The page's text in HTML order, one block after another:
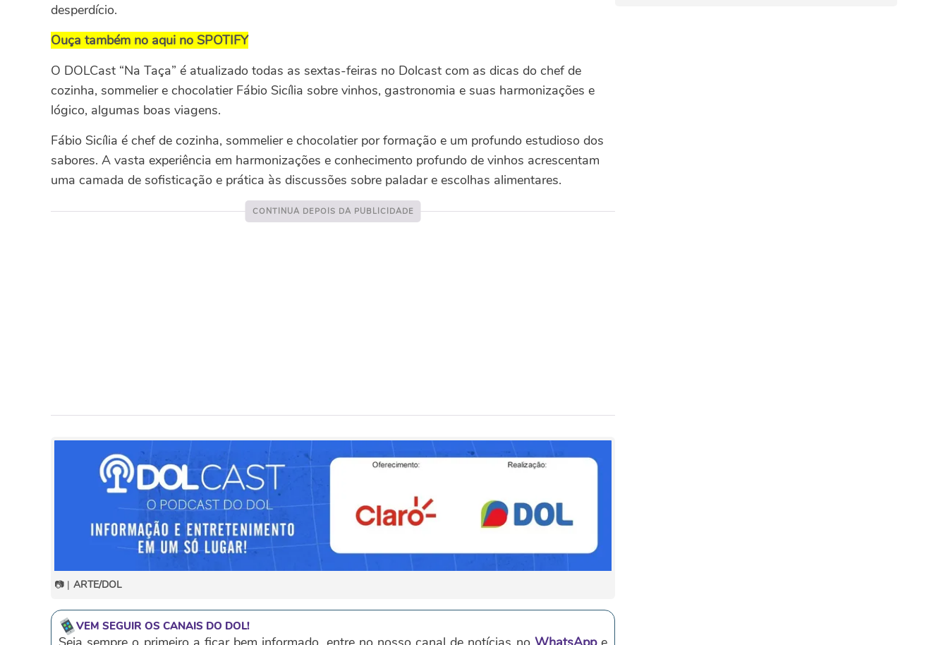
desperdício.
Ouça também no aqui no SPOTIFY
O DOLCast “Na Taça” é atualizado todas as sextas-feiras no Dolcast com as dicas do chef de
cozinha, sommelier e chocolatier Fábio Sicília sobre vinhos, gastronomia e suas harmonizações e
lógico, algumas boas viagens.
Fábio Sicília é chef de cozinha, sommelier e chocolatier por formação e um profundo estudioso dos
sabores. A vasta experiência em harmonizações e conhecimento profundo de vinhos acrescentam
uma camada de sofisticação e prática às discussões sobre paladar e escolhas alimentares.
📷 | ARTE/DOL
VEM SEGUIR OS CANAIS DO DOL!